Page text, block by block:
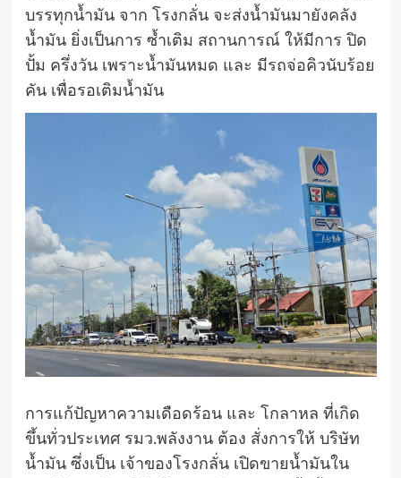
บรรทุกน้ำมัน จาก โรงกลั่น จะส่งน้ำมันมายังคลัง
น้ำมัน ยิ่งเป็นการ ซ้ำเติม สถานการณ์ ให้มีการ ปิด
ปั้ม ครึ่งวัน เพราะน้ำมันหมด และ มีรถจ่อคิวนับร้อย
คัน เพื่อรอเติมน้ำมัน
การแก้ปัญหาความเดือดร้อน และ โกลาหล ที่เกิด
ขึ้นทั่วประเทศ รมว.พลังงาน ต้อง สั่งการให้ บริษัท
น้ำมัน ซึ่งเป็น เจ้าของโรงกลั่น เปิดขายน้ำมันใน